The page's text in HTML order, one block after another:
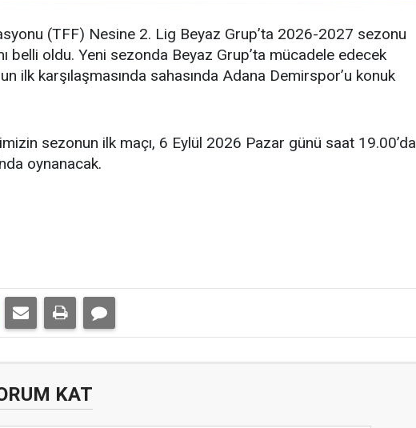
(TFF) Nesine 2. Lig Beyaz Grup’ta 2026-2027 sezonu
belli oldu. Yeni sezonda Beyaz Grup’ta mücadele edecek
ilk karşılaşmasında sahasında Adana Demirspor’u konuk
sezonun ilk maçı, 6 Eylül 2026 Pazar günü saat 19.00’da
oynanacak.
KAT